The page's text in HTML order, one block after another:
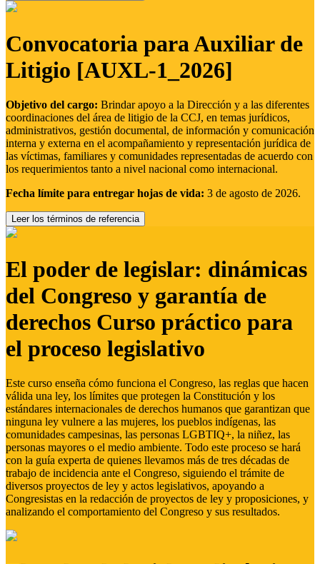
Convocatoria para Auxiliar de
Litigio [AUXL-1_2026]
Objetivo del cargo: Brindar apoyo a la Dirección y a las diferentes
coordinaciones del área de litigio de la CCJ, en temas jurídicos,
administrativos, gestión documental, de información y comunicación
interna y externa en el acompañamiento y representación jurídica de
las víctimas, familiares y comunidades representadas de acuerdo con
los requerimientos tanto a nivel nacional como internacional.
Fecha límite para entregar hojas de vida: 3 de agosto de 2026.
Leer los términos de referencia
El poder de legislar: dinámicas
del Congreso y garantía de
derechos Curso práctico para
el proceso legislativo
Este curso enseña cómo funciona el Congreso, las reglas que hacen
válida una ley, los límites que protegen la Constitución y los
estándares internacionales de derechos humanos que garantizan que
ninguna ley vulnere a las mujeres, los pueblos indígenas, las
comunidades campesinas, las personas LGBTIQ+, la niñez, las
personas mayores o el medio ambiente. Todo este proceso se hará
con la guía experta de quienes llevamos más de tres décadas de
trabajo de incidencia ante el Congreso, siguiendo el trámite de
diversos proyectos de ley y actos legislativos, apoyando a
Congresistas en la redacción de proyectos de ley y proposiciones, y
analizando el comportamiento del Congreso y sus resultados.